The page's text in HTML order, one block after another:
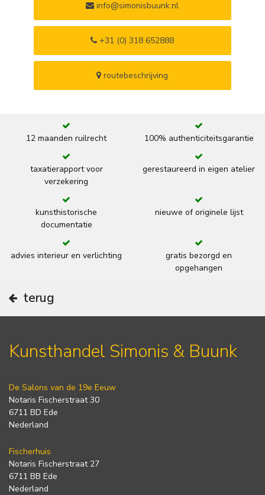
info@simonisbuunk.nl
+31 (0) 318 652888
routebeschrijving
12 maanden ruilrecht 100% authenticiteitsgarantie
taxatierapport voor
verzekering
gerestaureerd in eigen atelier
kunsthistorische
documentatie
nieuwe of originele lijst
advies interieur en verlichting
gratis bezorgd en
opgehangen
terug
Kunsthandel Simonis & Buunk
De Salons van de 19e Eeuw
Notaris Fischerstraat 30
6711 BD Ede
Nederland
Fischerhuis
Notaris Fischerstraat 27
6711 BB Ede
Nederland